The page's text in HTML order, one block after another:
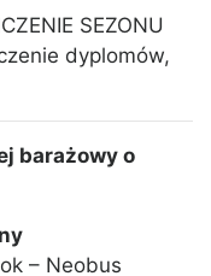
SEZONU
dyplomów,
barażowy o
– Neobus